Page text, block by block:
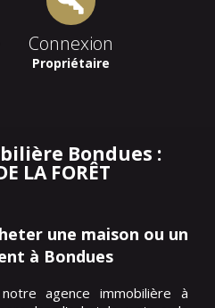
Connexion
Propriétaire
Bondues :
LA FORÊT
une maison ou un
à Bondues
agence immobilière à